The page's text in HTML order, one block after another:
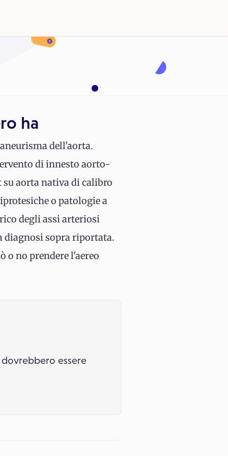
ha
dell'aorta.
di innesto aorto-
aorta nativa di calibro
o patologie a
degli assi arteriosi
diagnosi sopra riportata.
o no prendere l'aereo
dovrebbero essere